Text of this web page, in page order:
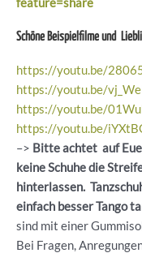
Schöne Beispielfilme und
https://youtu.be/
https://youtu.be/
https://youtu.be/
https://youtu.be/
–> Bitte achtet auf
keine Schuhe die
hinterlassen.
einfach besser Tango
sind mit einer
Bei Fragen,